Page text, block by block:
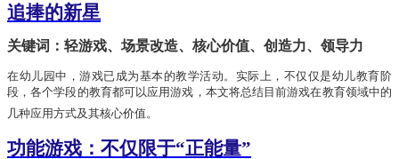
追捧的新星
关键词：轻游戏、场景改造、核心价值、创造力、领导力
在幼儿园中，游戏已成为基本的教学活动。实际上，不仅仅是幼儿教育阶
段，各个学段的教育都可以应用游戏，本文将总结目前游戏在教育领域中的
几种应用方式及其核心价值。
功能游戏：不仅限于“正能量”